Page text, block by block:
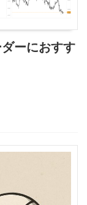
ーにおすす